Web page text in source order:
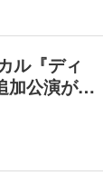
ル『ディ
加公演が…